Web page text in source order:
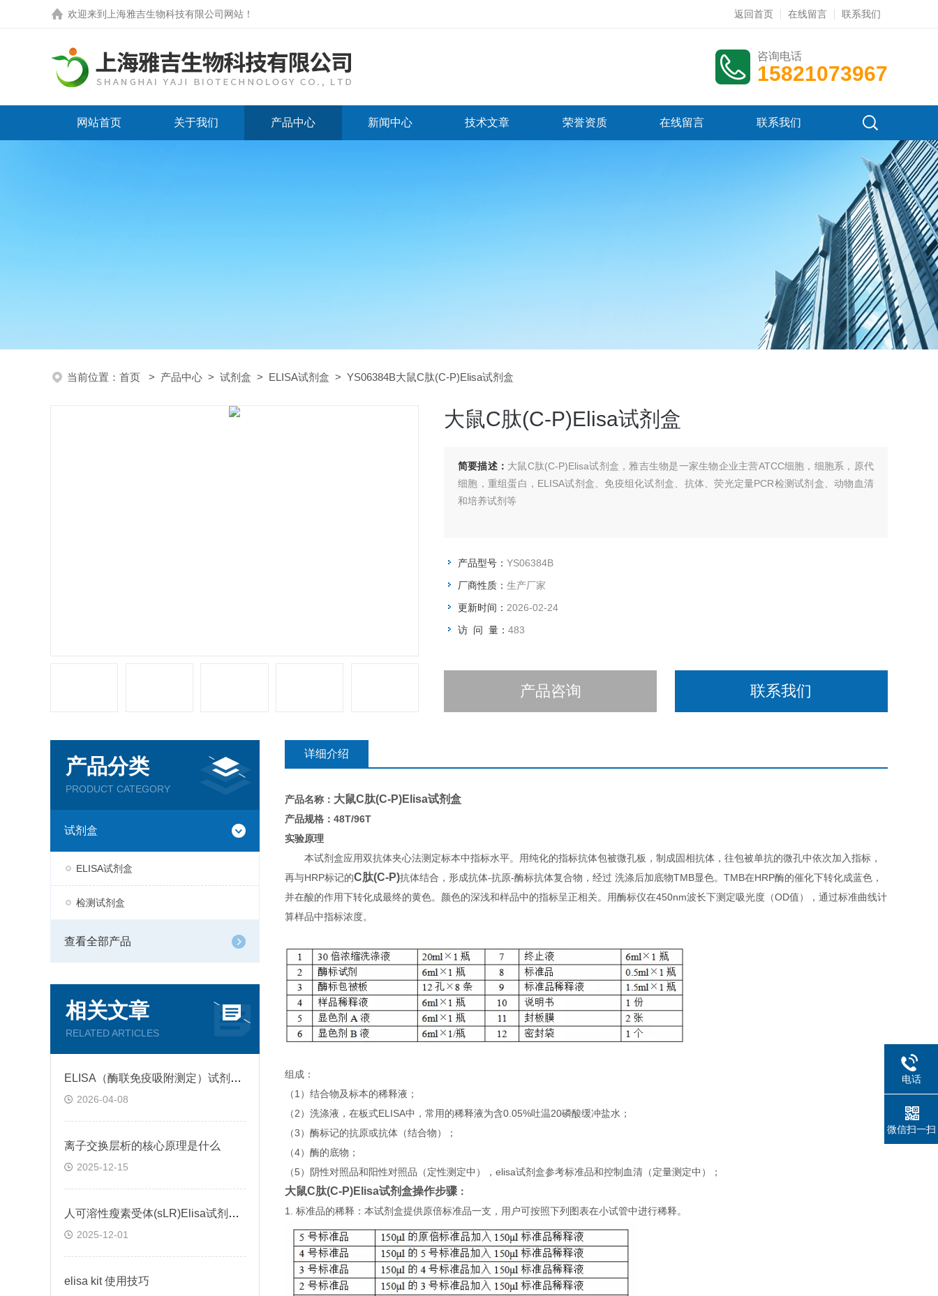
欢迎来到 上海雅吉生物科技有限公司网站 ！ 返回首页 在线留言 联系我们
咨询电话
15821073967
网站首页 关于我们 产品中心 新闻中心 技术文章 荣誉资质 在线留言 联系我们
当前位置： 首页 > 产品中心 > 试剂盒 > ELISA试剂盒 > YS06384B大鼠C肽(C-P)Elisa试剂盒
大鼠C肽(C-P)Elisa试剂盒
简要描述： 大鼠C肽(C-P)Elisa试剂盒，雅吉生物是一家生物企业主营ATCC细胞，细胞系，原代
细胞，重组蛋白，ELISA试剂盒、免疫组化试剂盒、抗体、荧光定量PCR检测试剂盒、动物血清
和培养试剂等
产品型号： YS06384B
厂商性质： 生产厂家
更新时间： 2026-02-24
访 问 量： 483
产品咨询 联系我们
产品分类
PRODUCT CATEGORY
试剂盒
ELISA试剂盒
检测试剂盒
查看全部产品
相关文章
RELATED ARTICLES
ELISA（酶联免疫吸附测定）试剂盒原理类型检测方法
2026-04-08
离子交换层析的核心原理是什么
2025-12-15
人可溶性瘦素受体(sLR)Elisa试剂盒可溶性受体的作用
2025-12-01
elisa kit 使用技巧
详细介绍
产品名称： 大鼠C肽(C-P)Elisa试剂盒
产品规格：48T/96T
实验原理
本试剂盒应用双抗体夹心法测定标本中指标水平。用纯化的指标抗体包被微孔板，制成固相抗体，往包被单抗的微孔中依次加入指标，
再与HRP标记的C肽(C-P)抗体结合，形成抗体-抗原-酶标抗体复合物，经过 洗涤后加底物TMB显色。TMB在HRP酶的催化下转化成蓝色，
并在酸的作用下转化成最终的黄色。颜色的深浅和样品中的指标呈正相关。用酶标仪在450nm波长下测定吸光度（OD值），通过标准曲线计
算样品中指标浓度。
组成：
（1）结合物及标本的稀释液；
（2）洗涤液，在板式ELISA中，常用的稀释液为含0.05%吐温20磷酸缓冲盐水；
（3）酶标记的抗原或抗体（结合物）；
（4）酶的底物；
（5）阴性对照品和阳性对照品（定性测定中），elisa试剂盒参考标准品和控制血清（定量测定中）；
大鼠C肽(C-P)Elisa试剂盒操作步骤 ：
1. 标准品的稀释：本试剂盒提供原倍标准品一支，用户可按照下列图表在小试管中进行稀释。
电话
微信扫一扫